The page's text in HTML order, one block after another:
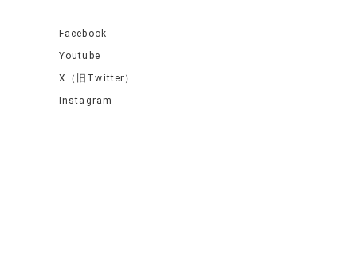
Facebook
Youtube
X（旧Twitter）
Instagram